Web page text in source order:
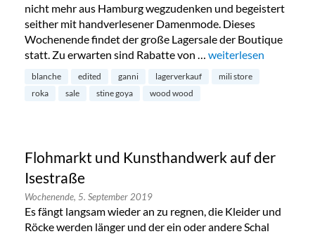
nicht mehr aus Hamburg wegzudenken und begeistert
seither mit handverlesener Damenmode. Dieses
Wochenende findet der große Lagersale der Boutique
statt. Zu erwarten sind Rabatte von … „Lagerverkauf bei
weiterlesen
blanche edited ganni lagerverkauf
mili store
roka
sale stine goya wood wood
Flohmarkt und Kunsthandwerk auf der
Isestraße
Wochenende, 5. September 2019
Es fängt langsam wieder an zu regnen, die Kleider und
Röcke werden länger und der ein oder andere Schal